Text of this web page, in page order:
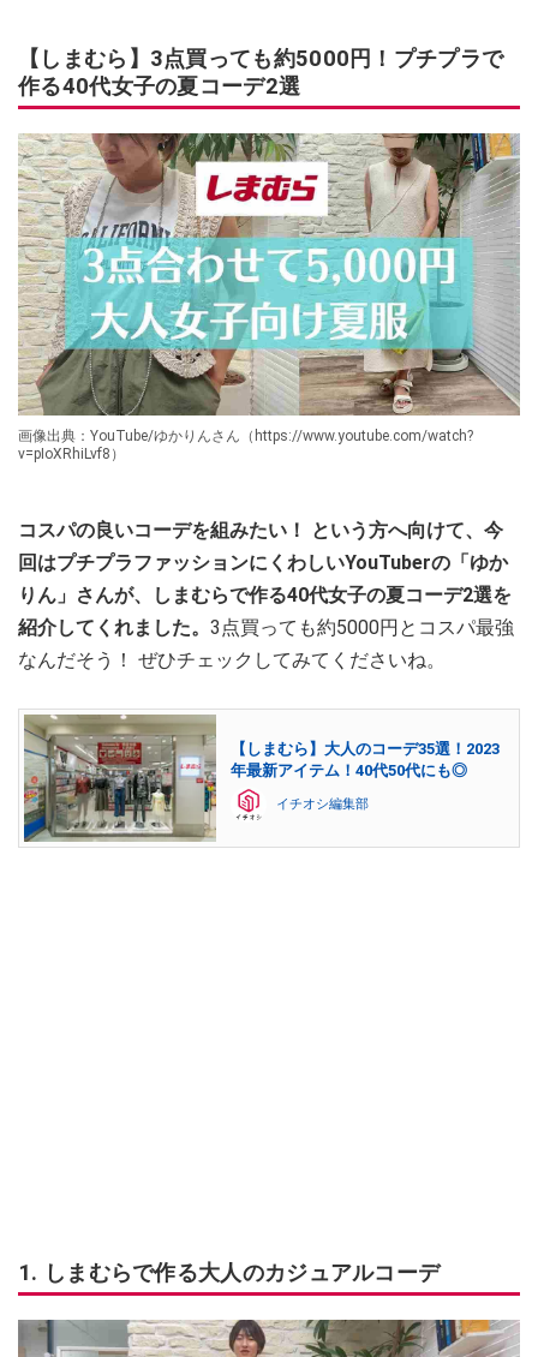
【しまむら】3点買っても約5000円！プチプラで
作る40代女子の夏コーデ2選
画像出典：YouTube/ゆかりんさん（https://www.youtube.com/watch?
v=pIoXRhiLvf8）
コスパの良いコーデを組みたい！ という方へ向けて、今
回はプチプラファッションにくわしいYouTuberの「ゆか
りん」さんが、しまむらで作る40代女子の夏コーデ2選を
紹介してくれました。 3点買っても約5000円とコスパ最強
なんだそう！ ぜひチェックしてみてくださいね。
【しまむら】大人のコーデ35選！2023
年最新アイテム！40代50代にも◎
イチオシ編集部
1. しまむらで作る大人のカジュアルコーデ